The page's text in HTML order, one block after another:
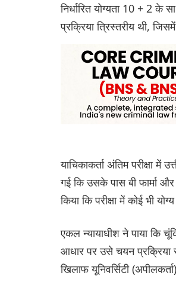
निर्धारित योग्यता 10 + 2 के
प्रक्रिया त्रिस्तरीय थी,
याचिकाकर्ता अंतिम परीक्षा
गई कि उसके पास बी फार्मा
किया कि परीक्षा में कोई भी
एकल न्यायाधीश ने पाया कि
आधार पर उसे चयन प्रक्रिया से
खिलाफ यूनिवर्सिटी